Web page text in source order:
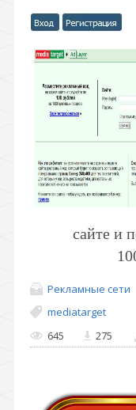
сайте и
Рекламные сети
mediatarget
645
275